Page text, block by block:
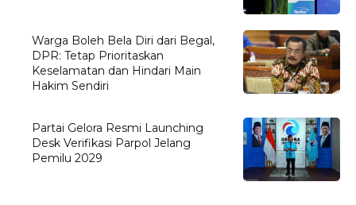
Warga Boleh Bela Diri dari Begal,
DPR: Tetap Prioritaskan
Keselamatan dan Hindari Main
Hakim Sendiri
Partai Gelora Resmi Launching
Desk Verifikasi Parpol Jelang
Pemilu 2029